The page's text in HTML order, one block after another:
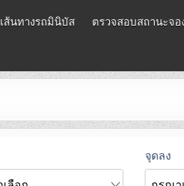
เส้นทางรถมินิบัส ตรวจสอบสถานะจอ